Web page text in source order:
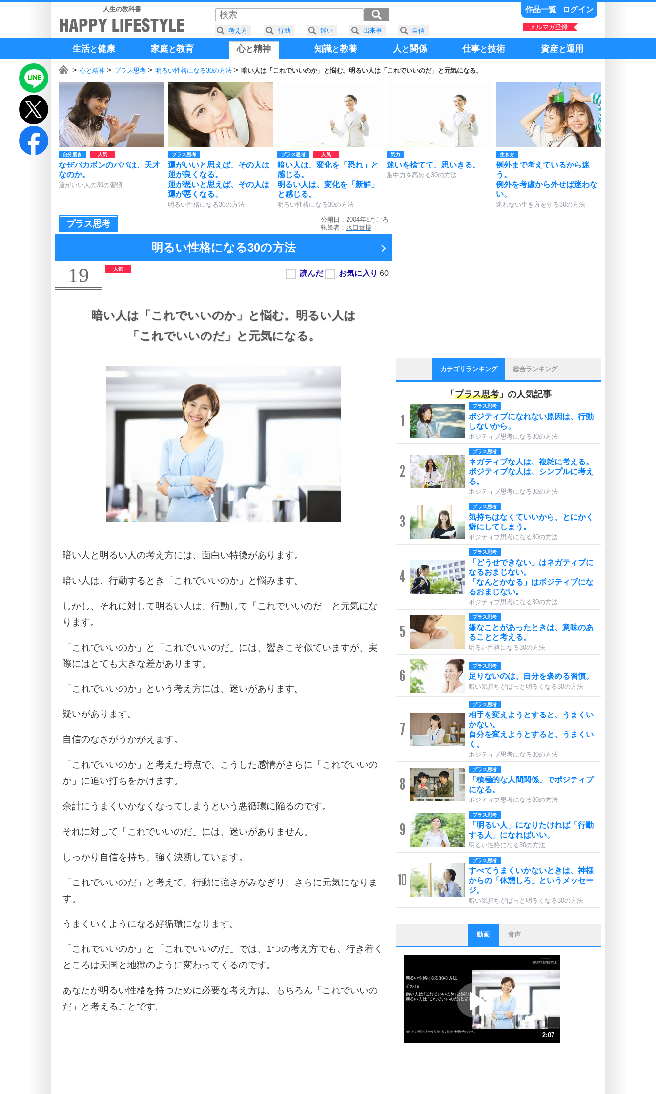
人生の教科書 作品一覧 ログイン
メルマガ登録
生活と健康 家庭と教育 心と精神 知識と教養 人と 関係 仕事と技術 資産と運用
心と精神 プラス思考 明るい性格になる30の方法 暗い人は「これでいいのか」と悩む。明るい人は「これでいいのだ」と元気になる。
自分磨き
なぜバカボンのパパは、天才
なのか。
運がいい人の30の習慣
プラス思考
運がいいと思えば、その人は
運が良くなる。
運が悪いと思えば、その人は
運が悪くなる。
明るい性格になる30の方法
プラス思考
暗い人は、変化を「恐れ」と
感じる。
明るい人は、変化を「新鮮」
と感じる。
明るい性格になる30の方法
気力
迷いを捨てて、思いきる。
集中力を高める30の方法
生き方
例外まで考えているから迷
う。
例外を考慮から外せば迷わな
い。
迷わない生き方をする30の方法
プラス思考
公開日：2004年8月ごろ
執筆者： 水口貴博
明るい性格になる30の方法
19
暗い人は 「これでいいのか」と悩む。 明るい人は
「これでいいのだ」と元気になる。
暗い人と明るい人の考え方には、面白い特徴があります。
暗い人は、行動するとき「これでいいのか」と悩みます。
しかし、それに対して明るい人は、行動して「これでいいのだ」と元気にな
ります。
「これでいいのか」と「これでいいのだ」には、響きこそ似ていますが、実
際にはとても大きな差があります。
「これでいいのか」という考え方には、迷いがあります。
疑いがあります。
自信のなさがうかがえます。
「これでいいのか」と考えた時点で、こうした感情がさらに「これでいいの
か」に追い打ちをかけます。
余計にうまくいかなくなってしまうという悪循環に陥るのです。
それに対して「これでいいのだ」には、迷いがありません。
しっかり自信を持ち、強く決断しています。
「これでいいのだ」と考えて、行動に強さがみなぎり、さらに元気になりま
す。
うまくいくようになる好循環になります。
「これでいいのか」と「これでいいのだ」では、1つの考え方でも、行き着く
ところは天国と地獄のように変わってくるのです。
あなたが明るい性格を持つために必要な考え方は、もちろん「これでいいの
だ」と考えることです。
カテゴリランキング 総合ランキング
「 プラス思考 」の人気記事
1
プラス思考
ポジティブになれない原因は、行動
しないから。
ポジティブ思考になる30の方法
2
プラス思考
ネガティブな人は、複雑に考える。
ポジティブな人は、シンプルに考え
る。
ポジティブ思考になる30の方法
3
プラス思考
気持ちはなくていいから、とにかく
癖にしてしまう。
ポジティブ思考になる30の方法
4
プラス思考
「どうせできない」はネガティブに
なるおまじない。
「なんとかなる」はポジティブにな
るおまじない。
ポジティブ思考になる30の方法
5
プラス思考
嫌なことがあったときは、意味のあ
ることと考える。
明るい性格になる30の方法
6
プラス思考
足りないのは、自分を褒める習慣。
暗い気持ちがぱっと明るくなる30の方法
7
プラス思考
相手を変えようとすると、うまくい
かない。
自分を変えようとすると、うまくい
く。
ポジティブ思考になる30の方法
8
プラス思考
「積極的な人間関係」でポジティブ
になる。
ポジティブ思考になる30の方法
9
プラス思考
「明るい人」になりたければ「行動
する人」になればいい。
明るい性格になる30の方法
10
プラス思考
すべてうまくいかないときは、神様
からの「休憩しろ」というメッセー
ジ。
暗い気持ちがぱっと明るくなる30の方法
1
ストレス対策
他人と比べない。
いっそのこと、他人を見ない。
プラス思考
ポジティブになれない原因は、行動
しないから。
ポジティブ思考になる30の方法
3
ストレス対策
動画 音声
2:07
考え方 行動 迷い 出来事 自信